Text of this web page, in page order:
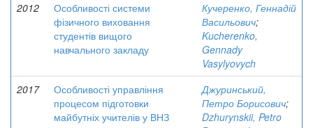
2012
Особливості системи
фізичного виховання
студентів вищого
навчального закладу
Кучеренко, Геннадій
Васильович;
Kucherenko,
Gennady
Vasylyovych
2017
Особливості управління
процесом підготовки
майбутніх учителів у ВНЗ
Джуринський,
Петро Борисович;
Dzhurynskii, Petro